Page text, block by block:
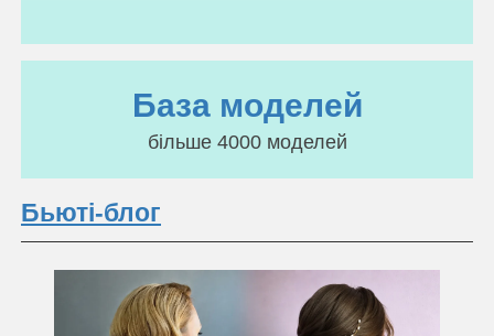
База моделей
більше 4000 моделей
Бьюті-блог